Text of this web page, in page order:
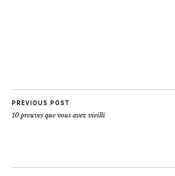
PREVIOUS POST
10 preuves que vous avez vieilli